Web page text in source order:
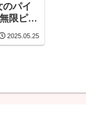
パイ
限ピス
25才
2025.05.25